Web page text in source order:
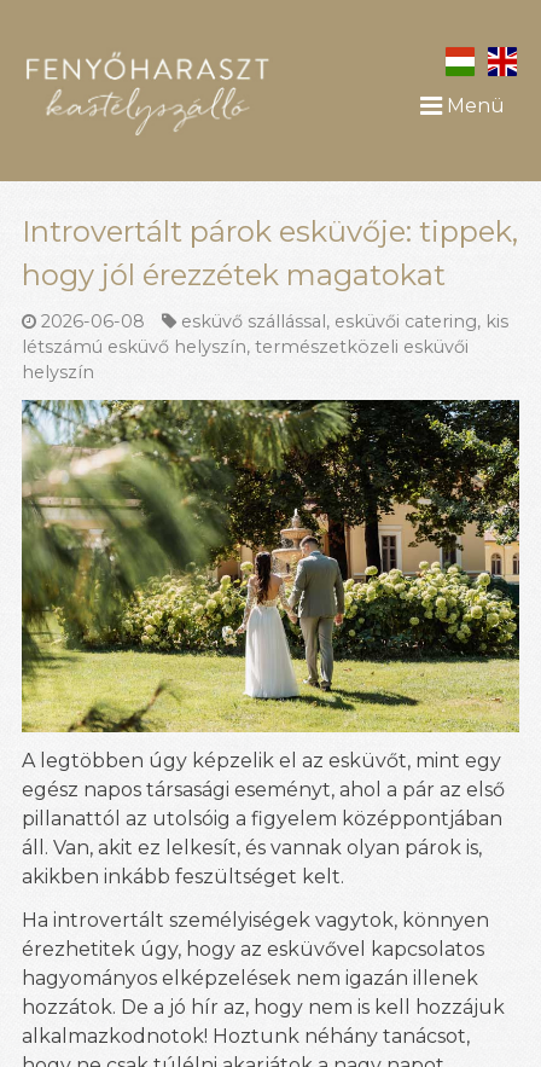
Menü
Introvertált párok esküvője: tippek,
hogy jól érezzétek magatokat
2026-06-08 esküvő szállással , esküvői catering, kis
létszámú esküvő helyszín, természetközeli esküvői
helyszín
A legtöbben úgy képzelik el az esküvőt, mint egy
egész napos társasági eseményt, ahol a pár az első
pillanattól az utolsóig a figyelem középpontjában
áll. Van, akit ez lelkesít, és vannak olyan párok is,
akikben inkább feszültséget kelt.
Ha introvertált személyiségek vagytok, könnyen
érezhetitek úgy, hogy az esküvővel kapcsolatos
hagyományos elképzelések nem igazán illenek
hozzátok. De a jó hír az, hogy nem is kell hozzájuk
alkalmazkodnotok! Hoztunk néhány tanácsot,